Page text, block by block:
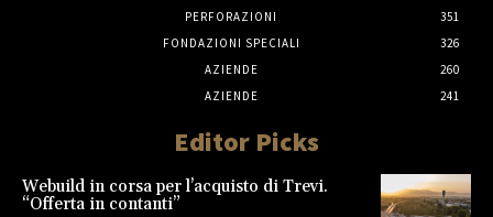
PERFORAZIONI
351
FONDAZIONI SPECIALI
326
AZIENDE
260
AZIENDE
241
Editor Picks
Webuild in corsa per l’acquisto di Trevi.
“Offerta in contanti”